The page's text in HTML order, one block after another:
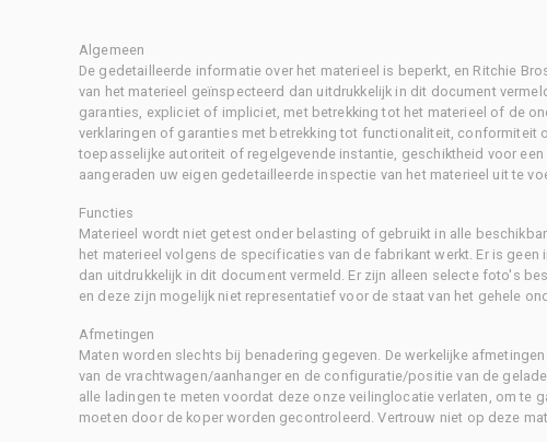
Algemeen
De gedetailleerde informatie over het materieel is beperkt, en Ritchie
van het materieel geïnspecteerd dan uitdrukkelijk in dit document
garanties, expliciet of impliciet, met betrekking tot het materieel of de
verklaringen of garanties met betrekking tot functionaliteit, conformiteit
toepasselijke autoriteit of regelgevende instantie, geschiktheid voor
aangeraden uw eigen gedetailleerde inspectie van het materieel uit te
Functies
Materieel wordt niet getest onder belasting of gebruikt in alle
het materieel volgens de specificaties van de fabrikant werkt. Er is
dan uitdrukkelijk in dit document vermeld. Er zijn alleen selecte foto's
en deze zijn mogelijk niet representatief voor de staat van het gehele
Afmetingen
Maten worden slechts bij benadering gegeven. De werkelijke
van de vrachtwagen/aanhanger en de configuratie/positie van de
alle ladingen te meten voordat deze onze veilinglocatie verlaten, om te
moeten door de koper worden gecontroleerd. Vertrouw niet op deze